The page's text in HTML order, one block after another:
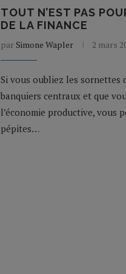
TOUT N’EST PAS
DE LA FINANCE
par Simone Wapler 2 mars
Si vous oubliez les sornettes
banquiers centraux et que
l’économie productive, vous
pépites…